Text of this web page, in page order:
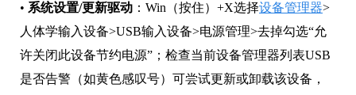
• 系统设置/更新驱动 ：Win（按住）+X选择设备管理器>
人体学输入设备>USB输入设备>电源管理>去掉勾选“允
许关闭此设备节约电源”；检查当前设备管理器列表USB
是否告警（如黄色感叹号）可尝试更新或卸载该设备，